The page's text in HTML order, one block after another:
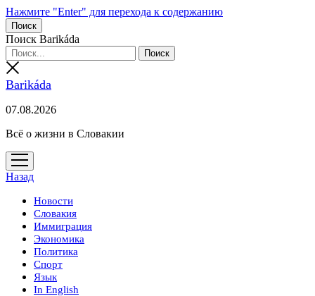
Нажмите "Enter" для перехода к содержанию
Поиск
Поиск Barikáda
Barikáda
07.08.2026
Всё о жизни в Словакии
открыть
меню
Назад
Новости
Словакия
Иммиграция
Экономика
Политика
Спорт
Язык
In English